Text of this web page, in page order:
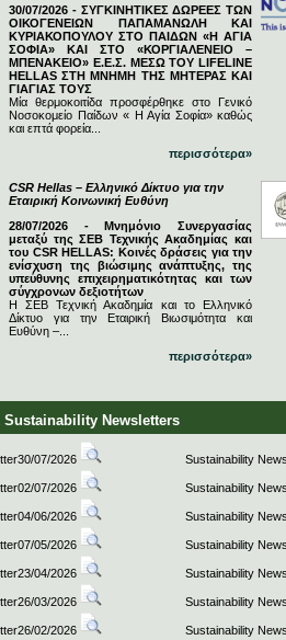
30/07/2026 - ΣΥΓΚΙΝΗΤΙΚΕΣ ΔΩΡΕΕΣ ΤΩΝ
ΟΙΚΟΓΕΝΕΙΩΝ ΠΑΠΑΜΑΝΩΛΗ ΚΑΙ
ΚΥΡΙΑΚΟΠΟΥΛΟΥ ΣΤΟ ΠΑΙΔΩΝ «Η ΑΓΙΑ
ΣΟΦΙΑ» ΚΑΙ ΣΤΟ «ΚΟΡΓΙΑΛΕΝΕΙΟ –
ΜΠΕΝΑΚΕΙΟ» Ε.Ε.Σ. ΜΕΣΩ ΤΟΥ LIFELINE
HELLAS ΣΤΗ ΜΝΗΜΗ ΤΗΣ ΜΗΤΕΡΑΣ ΚΑΙ
ΓΙΑΓΙΑΣ ΤΟΥΣ
Μία θερμοκοιτίδα προσφέρθηκε στο Γενικό
Νοσοκομείο Παίδων « Η Αγία Σοφία» καθώς
και επτά φορεία...
περισσότερα»
CSR Hellas – Ελληνικό Δίκτυο για την
Εταιρική Κοινωνική Ευθύνη
28/07/2026 - Μνημόνιο Συνεργασίας
μεταξύ της ΣΕΒ Τεχνικής Ακαδημίας και
του CSR HELLAS: Κοινές δράσεις για την
ενίσχυση της βιώσιμης ανάπτυξης, της
υπεύθυνης επιχειρηματικότητας και των
σύγχρονων δεξιοτήτων
Η ΣΕΒ Τεχνική Ακαδημία και το Ελληνικό
Δίκτυο για την Εταιρική Βιωσιμότητα και
Ευθύνη –...
περισσότερα»
Newsletters
07/2026 Sustainability
07/2026 Sustainability
06/2026 Sustainability
05/2026 Sustainability
04/2026 Sustainability
03/2026 Sustainability
02/2026 Sustainability